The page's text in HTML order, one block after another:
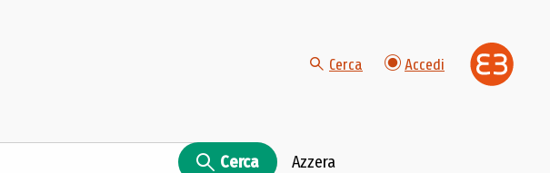
Cerca Accedi
Cerca Azzera